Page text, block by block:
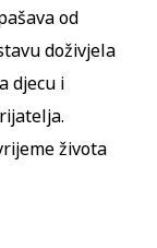
od
doživjela
djecu i
života